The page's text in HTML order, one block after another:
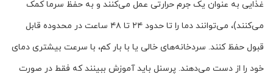
غذایی به عنوان یک جرم حرارتی عمل می‌کنند و به حفظ سرما کمک
می‌کنند)، می‌توانند دما را تا حدود ۲۴ تا ۴۸ ساعت در محدوده قابل
قبول حفظ کنند. سردخانه‌های خالی یا با بار کم، با سرعت بیشتری دمای
خود را از دست می‌دهند. پرسنل باید آموزش ببینند که فقط در صورت